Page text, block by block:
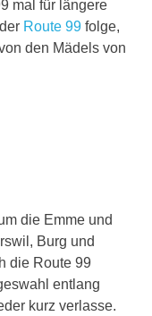
mal für längere
Route 99 folge,
den Mädels von
die Emme und
Burg und
die Route 99
entlang
kurz verlasse.